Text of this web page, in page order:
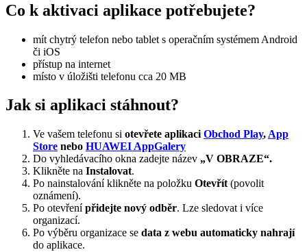
Co k aktivaci aplikace potřebujete?
mít chytrý telefon nebo tablet s operačním systémem Android
či iOS
přístup na internet
místo v úložišti telefonu cca 20 MB
Jak si aplikaci stáhnout?
Ve vašem telefonu si otevřete aplikaci Obchod Play, App
Store nebo HUAWEI AppGalery
Do vyhledávacího okna zadejte název „V OBRAZE“.
Klikněte na Instalovat.
Po nainstalování klikněte na položku Otevřít (povolit
oznámení).
Po otevřenípřidejte nový odběr. Lze sledovat i více
organizací.
Po výběru organizace se data z webu automaticky nahrají
do aplikace.